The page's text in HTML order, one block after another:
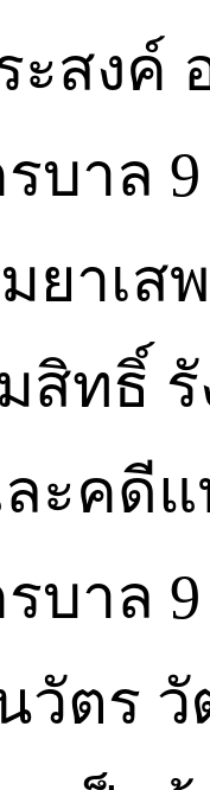
ะสงค์
บาล
ยาเส
สิทธิ์ รั
ะคดีแ
บาล
วัตร